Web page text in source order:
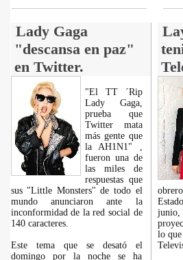
Lady Gaga
"descansa en paz"
en Twitter.
"El TT ´Rip
Lady Gaga,
prueba que
Twitter mata
más gente que
la AH1N1" ,
fueron una de
las miles de
respuestas que
sus "Little Monsters" de todo el
mundo anunciaron ante la
inconformidad de la red social de
140 caracteres.
Este tema que se desató el
domingo por la noche se ha
junio,
lo